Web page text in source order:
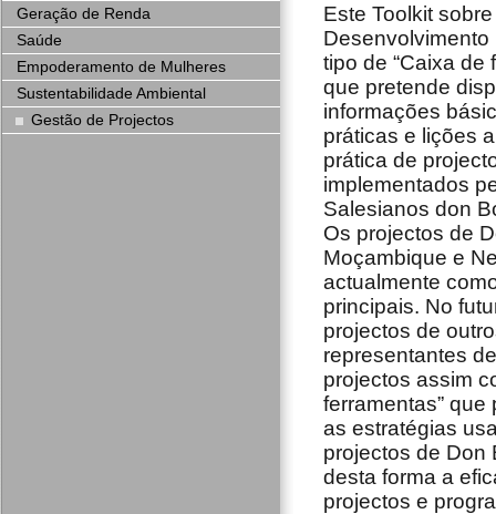
Este Toolkit sobre
Desenvolvimento
tipo de “Caixa de
que pretende
informações
práticas e lições
prática de
implementados
Salesianos don
Os projectos de
Moçambique e
actualmente
principais. No
projectos de
representantes
projectos assim
ferramentas”
as estratégias
projectos de Don
desta forma a
projectos e
Geração de Renda
Saúde
Empoderamento de Mulheres
Sustentabilidade Ambiental
Gestão de Projectos